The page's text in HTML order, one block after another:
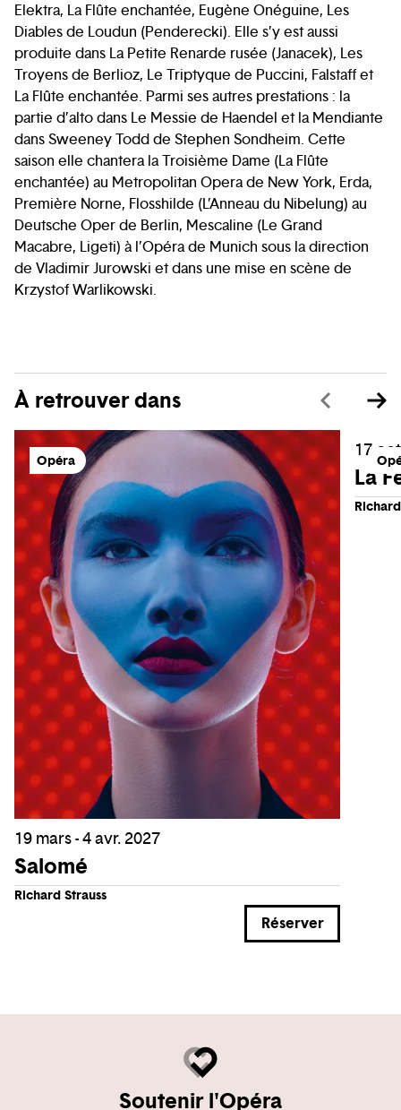
Elektra, La Flûte enchantée, Eugène Onéguine, Les
Diables de Loudun (Penderecki). Elle s’y est aussi
produite dans La Petite Renarde rusée (Janacek), Les
Troyens de Berlioz, Le Triptyque de Puccini, Falstaff et
La Flûte enchantée. Parmi ses autres prestations : la
partie d’alto dans Le Messie de Haendel et la Mendiante
dans Sweeney Todd de Stephen Sondheim. Cette
saison elle chantera la Troisième Dame (La Flûte
enchantée) au Metropolitan Opera de New York, Erda,
Première Norne, Flosshilde (L’Anneau du Nibelung) au
Deutsche Oper de Berlin, Mescaline (Le Grand
Macabre, Ligeti) à l’Opéra de Munich sous la direction
de Vladimir Jurowski et dans une mise en scène de
Krzystof Warlikowski.
À retrouver dans
Opéra
19 mars - 4 avr. 2027
Salomé
Richard Strauss
Réserver
17
La
Soutenir l'Opéra